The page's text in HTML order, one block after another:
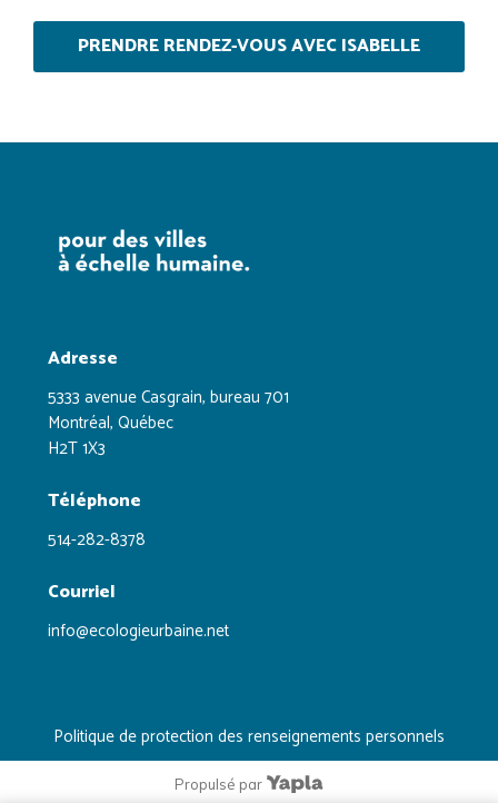
PRENDRE RENDEZ-VOUS AVEC ISABELLE
Adresse
5333 avenue Casgrain, bureau 701
Montréal, Québec
H2T 1X3
Téléphone
514-282-8378
Courriel
info@ecologieurbaine.net
Politique de protection des renseignements personnels
Propulsé par